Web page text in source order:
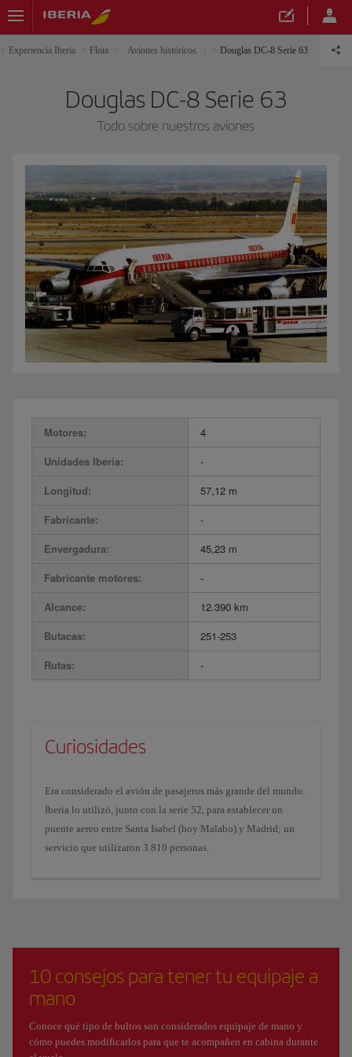
Experiencia Iberia Flota Aviones históricos Douglas DC-8 Serie 63
Douglas DC-8 Serie 63
Todo sobre nuestros aviones
Motores:
4
Unidades Iberia:
-
Longitud:
57,12 m
Fabricante:
-
Envergadura:
45,23 m
Fabricante motores:
-
Alcance:
12.390 km
Butacas:
251-253
Rutas:
-
Curiosidades
Era considerado el avión de pasajeros más grande del mundo.
Iberia lo utilizó, junto con la serie 52, para establecer un
puente aereo entre Santa Isabel (hoy Malabo) y Madrid; un
servicio que utilizaron 3.810 personas.
10 consejos para tener tu equipaje a
mano
Conoce qué tipo de bultos son considerados equipaje de mano y
cómo puedes modificarlos para que te acompañen en cabina durante